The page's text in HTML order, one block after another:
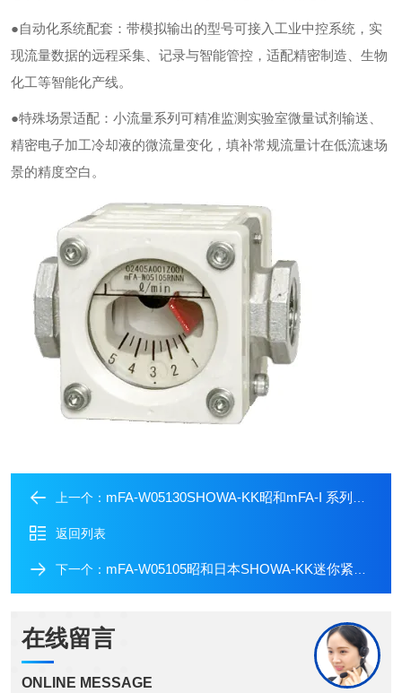
●自动化系统配套：带模拟输出的型号可接入工业中控系统，实
现流量数据的远程采集、记录与智能管控，适配精密制造、生物
化工等智能化产线。
●特殊场景适配：小流量系列可精准监测实验室微量试剂输送、
精密电子加工冷却液的微流量变化，填补常规流量计在低流速场
景的精度空白。
上一个： mFA-W05130SHOWA-KK昭和mFA-I 系列紧凑翻板式流量计
返回列表
下一个： mFA-W05105昭和日本SHOWA-KK迷你紧凑型翻板式流量计
在线留言
ONLINE MESSAGE